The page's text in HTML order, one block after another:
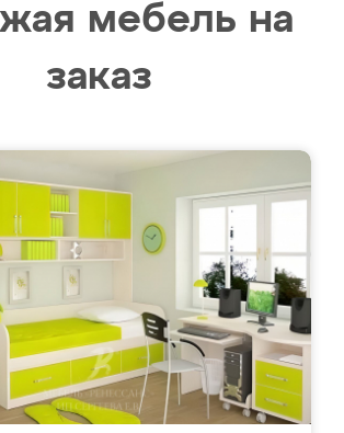
мебель на
заказ